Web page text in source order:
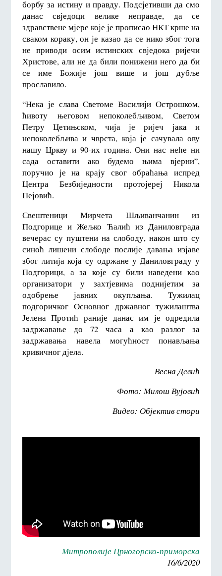
борбу за истину и правду. Подсјетивши да смо
данас свједоци велике неправде, да се
здравствене мјере које је прописао НКТ крше на
сваком кораку, он је казао да се нико због тога
не приводи осим истинских свједока ријечи
Христове, али не да били понижени него да би
се име Божије још више и још дубље
прославило.
“Нека је слава Светоме Василији Острошком,
ћивоту његовом непоколебљивом, Светом
Петру Цетињском, чија је ријеч јака и
непоколебљива и чврста, која је сачувала ову
нашу Цркву и 90-их година. Они нас неће ни
сада оставити ако будемо њима вјерни”,
поручио је на крају свог обраћања испред
Центра Безбиједности протојереј Никола
Пејовић.
Свештеници Мирчета Шљиванчанин из
Подгорице и Жељко Ћалић из Даниловграда
вечерас су пуштени на слободу, након што су
синоћ лишени слободе послије давања изјаве
због литија која су одржане у Даниловграду у
Подгорици, а за које су били наведени као
организатори у захтјевима поднијетим за
одобрење јавних окупљања. Тужилац
подгоричког Основног државног тужилаштва
Јелена Протић раније данас им је одредила
задржавање до 72 часа а као разлог за
задржавања навела могућност понављања
кривичног дјела.
Весна Девић
Фото: Милош Вујовић
Видео: Објектив стори
Митрополије Црногорско-приморска
16/6/2020